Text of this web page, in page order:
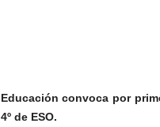
Educación convoca por
4º de ESO.